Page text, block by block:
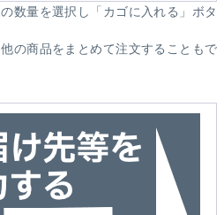
数量を選択し「カゴに入れる」ボタ
の商品をまとめて注文することもで